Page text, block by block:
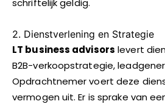
schriftelijk geldig.
2. Dienstverlening en Strategie
LT business advisors levert
B2B-verkoopstrategie,
Opdrachtnemer voert deze
vermogen uit. Er is sprake van